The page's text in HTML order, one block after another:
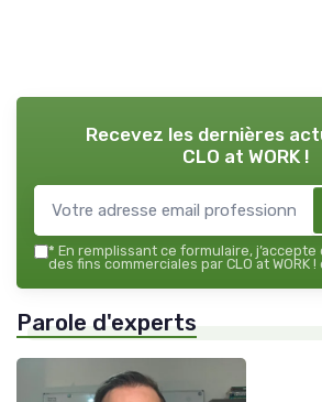
Recevez les dernières
CLO at WORK !
* En remplissant ce formulaire, j’accepte
des fins commerciales par CLO at WORK
Parole d'experts